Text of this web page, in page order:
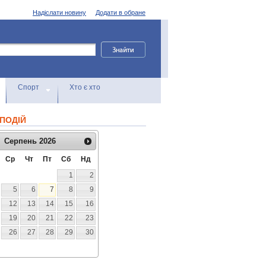
Додати в обране
Надіслати новину
Спорт Хто є хто
Серпень 2026
Ср Чт Пт Сб
Нд
1
2
5 6 7 8
9
12 13 14 15
16
19 20 21 22
23
26 27 28 29
30